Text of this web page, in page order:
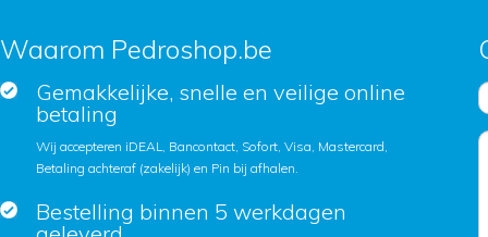
Waarom Pedroshop.be
Gemakkelijke, snelle en veilige online
betaling
Wij accepteren iDEAL, Bancontact, Sofort, Visa, Mastercard,
Betaling achteraf (zakelijk) en Pin bij afhalen.
Bestelling binnen 5 werkdagen